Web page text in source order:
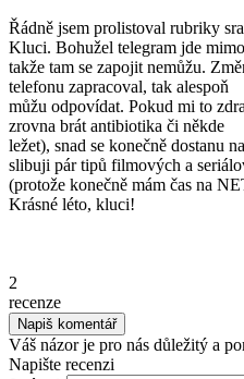
Řádně jsem prolistoval rubriky
Kluci. Bohužel telegram jde
takže tam se zapojit nemůžu.
telefonu zapracoval, tak alespoň
můžu odpovídat. Pokud mi to
zrovna brát antibiotika či někde
ležet), snad se konečně dostanu
slibuji pár tipů filmových a
(protože konečně mám čas na
Krásné léto, kluci!
2
recenze
Váš názor je pro nás důležitý a
Napište recenzi